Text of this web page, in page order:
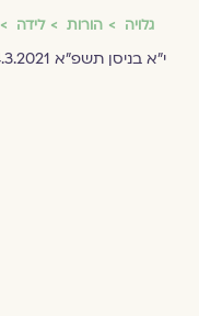
גלויה הורות לידה
י"א בניסן תשפ"א 24.3.2021